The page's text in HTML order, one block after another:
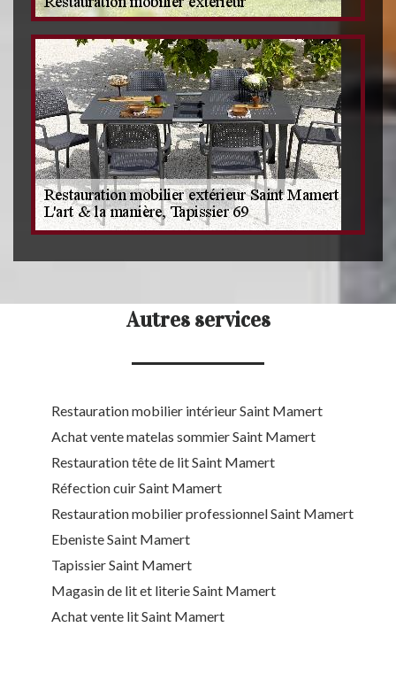
Autres services
Restauration mobilier intérieur Saint Mamert
Achat vente matelas sommier Saint Mamert
Restauration tête de lit Saint Mamert
Réfection cuir Saint Mamert
Restauration mobilier professionnel Saint Mamert
Ebeniste Saint Mamert
Tapissier Saint Mamert
Magasin de lit et literie Saint Mamert
Achat vente lit Saint Mamert